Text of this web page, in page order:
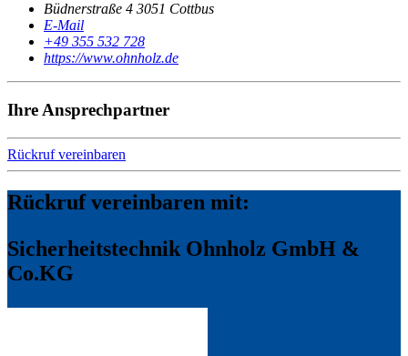
Büdnerstraße 4 3051 Cottbus
E-Mail
+49 355 532 728
https://www.ohnholz.de
Ihre Ansprechpartner
Rückruf vereinbaren
Rückruf vereinbaren mit:
Sicherheitstechnik Ohnholz GmbH &
Co.KG